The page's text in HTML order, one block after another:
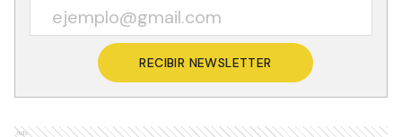
RECIBIR NEWSLETTER
Ads